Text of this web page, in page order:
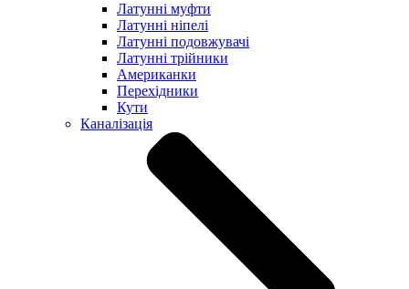
Латунні муфти
Латунні ніпелі
Латунні подовжувачі
Латунні трійники
Американки
Перехідники
Кути
Каналізація